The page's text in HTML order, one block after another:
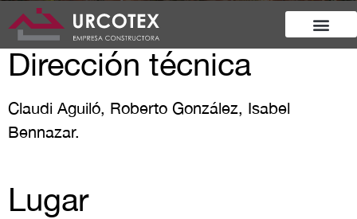
Dirección técnica
Claudi Aguiló, Roberto González, Isabel
Bennazar.
Lugar